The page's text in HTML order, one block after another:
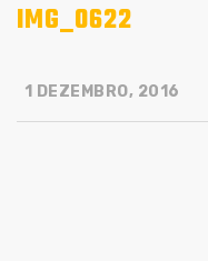
IMG_0622
1 DEZEMBRO, 2016